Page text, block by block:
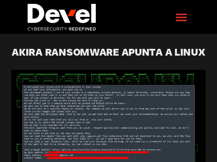
AKIRA RANSOMWARE APUNTA A LINUX